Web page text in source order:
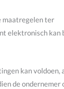
maatregelen ter
elektronisch kan
kan voldoen,
de ondernemer